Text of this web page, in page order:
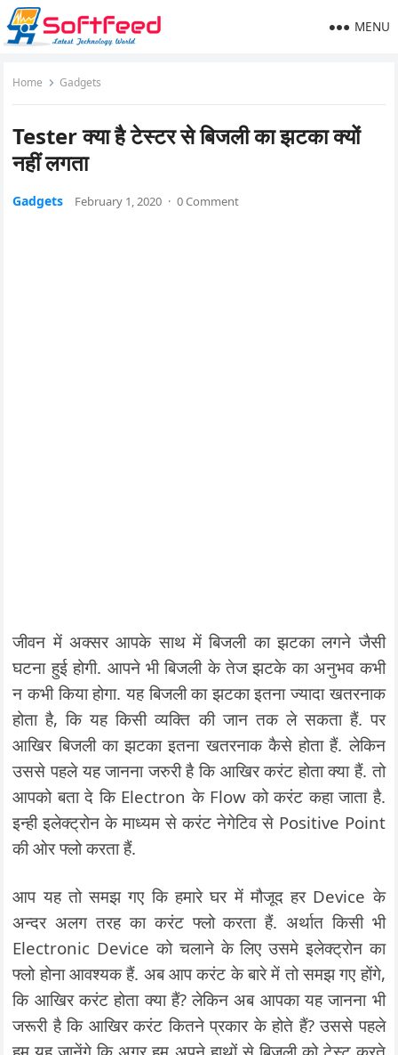
MENU
Home Gadgets
Tester क्या है टेस्टर से बिजली का झटका क्यों
नहीं लगता
Gadgets February 1, 2020 · 0 Comment
जीवन में अक्सर आपके साथ में बिजली का झटका लगने जैसी
घटना हुई होगी. आपने भी बिजली के तेज झटके का अनुभव कभी
न कभी किया होगा. यह बिजली का झटका इतना ज्यादा खतरनाक
होता है, कि यह किसी व्यक्ति की जान तक ले सकता हैं. पर
आखिर बिजली का झटका इतना खतरनाक कैसे होता हैं. लेकिन
उससे पहले यह जानना जरुरी है कि आखिर करंट होता क्या हैं. तो
आपको बता दे कि Electron के Flow को करंट कहा जाता है.
इन्ही इलेक्ट्रोन के माध्यम से करंट नेगेटिव से Positive Point
की ओर फ्लो करता हैं.
आप यह तो समझ गए कि हमारे घर में मौजूद हर Device के
अन्दर अलग तरह का करंट फ्लो करता हैं. अर्थात किसी भी
Electronic Device को चलाने के लिए उसमे इलेक्ट्रोन का
फ्लो होना आवश्यक हैं. अब आप करंट के बारे में तो समझ गए होंगे,
कि आखिर करंट होता क्या हैं? लेकिन अब आपका यह जानना भी
जरूरी है कि आखिर करंट कितने प्रकार के होते हैं? उससे पहले